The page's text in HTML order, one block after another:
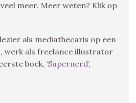
meer. Meer weten? Klik op
als mediathecaris op een
werk als freelance illustrator
boek, ‘Supernerd‘,